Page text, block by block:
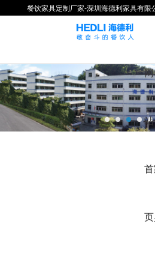
餐饮家具定制厂家-深圳海德利家具有限
网
站
首
页